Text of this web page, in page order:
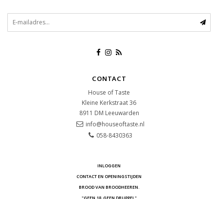
CONTACT
House of Taste
Kleine Kerkstraat 36
8911 DM Leeuwarden
info@houseoftaste.nl
058-8430363
INLOGGEN
CONTACT EN OPENINGSTIJDEN
BROOD VAN BROODHEEREN.